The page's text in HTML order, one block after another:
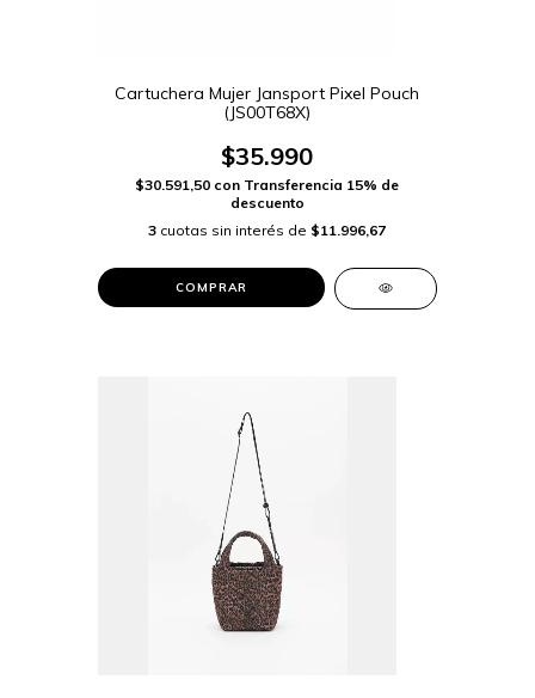
Cartuchera Mujer Jansport Pixel Pouch
(JS00T68X)
$35.990
$30.591,50 con Transferencia 15% de
descuento
3 cuotas sin interés de $11.996,67
COMPRAR